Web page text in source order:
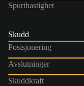
Spurthastighet
Skudd
Posisjonering
Avslutninger
Skuddkraft